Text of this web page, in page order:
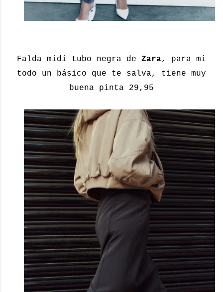
Falda midi tubo negra de Zara, para mi
todo un básico que te salva, tiene muy
buena pinta 29,95